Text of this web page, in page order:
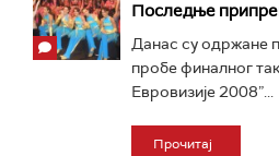
Последње
Данас су одржане
пробе финалног
Евровизије 2008”...
Прочитај